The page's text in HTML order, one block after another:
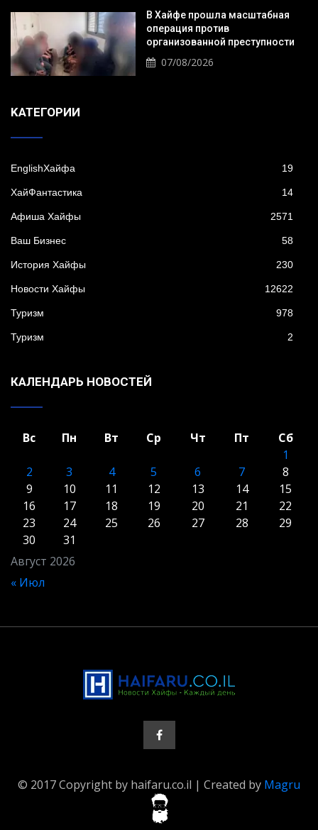
В Хайфе прошла масштабная
операция против
организованной преступности
07/08/2026
KАТЕГОРИИ
EnglishХайфа 19
XайФантастика 14
Афиша Хайфы 2571
Ваш Бизнес 58
История Хайфы 230
Новости Хайфы 12622
Туризм 978
Туризм 2
КАЛЕНДАРЬ НОВОСТЕЙ
Август 2026
Вс Пн Вт Ср Чт Пт
Сб
1
2
3 4 5 6 7
8
9
10 11 12 13 14
15
16
17 18 19 20 21
22
23
24 25 26 27 28
29
30
31
« Июл
© 2017 Copyright by haifaru.co.il | Created by Magru